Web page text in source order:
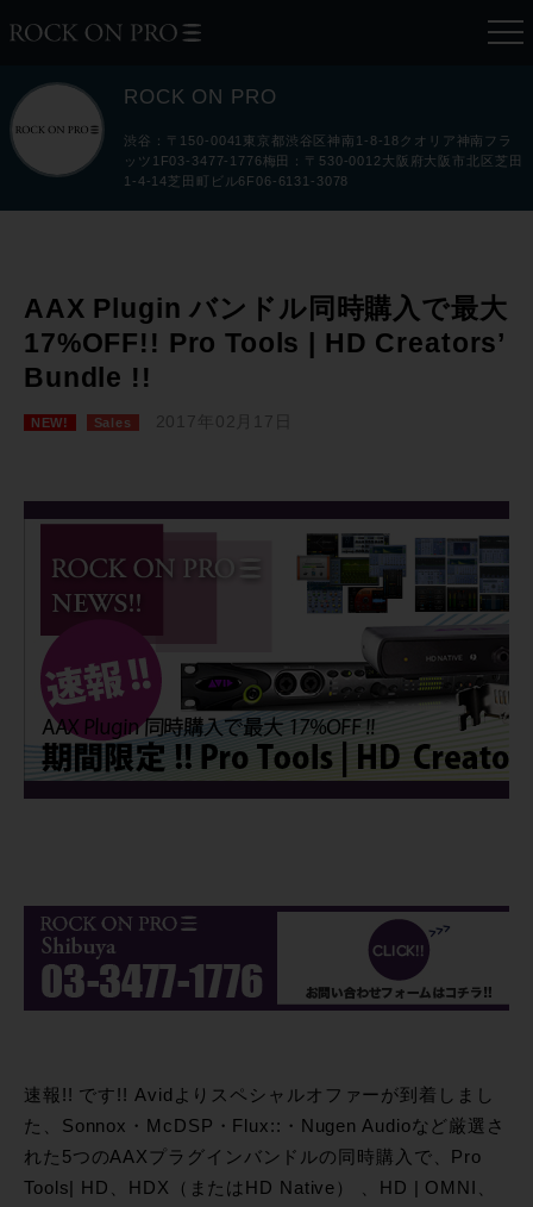
ROCK ON PRO
渋谷：〒150-0041東京都渋谷区神南1-8-18クオリア神南フラ
ッツ1F03-3477-1776梅田：〒530-0012大阪府大阪市北区芝田
1-4-14芝田町ビル6F06-6131-3078
AAX Plugin バンドル同時購入で最大
17%OFF!! Pro Tools | HD Creators’
Bundle !!
NEW! Sales 2017年02月17日
速報!! です!! Avidよりスペシャルオファーが到着しまし
た、Sonnox・McDSP・Flux::・Nugen Audioなど厳選さ
れた5つのAAXプラグインバンドルの同時購入で、Pro
Tools| HD、HDX（またはHD Native） 、HD | OMNI、